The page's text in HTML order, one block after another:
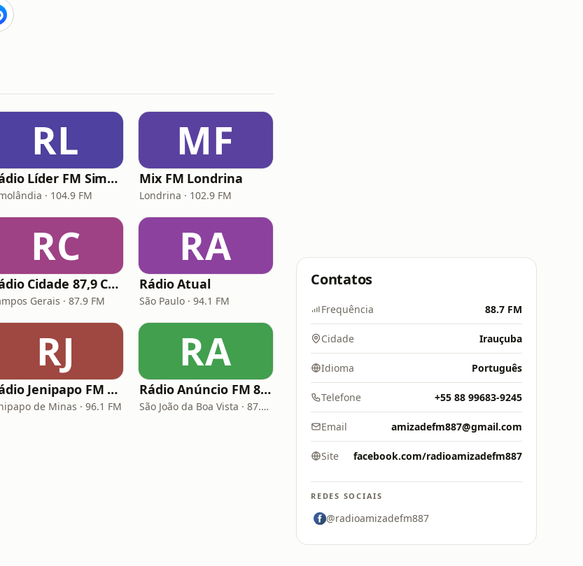
RL
Rádio Líder FM Simolândia
· 104.9 FM
MF
Mix FM Londrina
Londrina · 102.9 FM
RC
Rádio Cidade 87,9 Campos Gerais
Gerais · 87.9 FM
RA
Rádio Atual
São Paulo · 94.1 FM
RJ
Rádio Jenipapo FM 96.1
de Minas · 96.1 FM
RA
Rádio Anúncio FM 87,9
São João da Boa Vista · 87.9 FM
Contatos
Frequência 88.7 FM
Cidade Irauçuba
Idioma Português
Telefone +55 88 99683-9245
Email amizadefm887@gmail.com
Site facebook.com/radioamizadefm887
REDES SOCIAIS
@radioamizadefm887